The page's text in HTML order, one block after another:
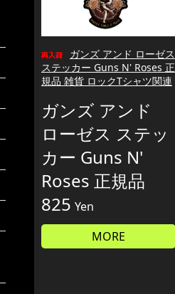
ガンズ アンド ローゼス
ステッカー Guns N' Roses 正
規品 雑貨 ロックTシャツ関連
ガンズ アンド
ローゼス ステッ
カー Guns N'
Roses 正規品
825 Yen
MORE